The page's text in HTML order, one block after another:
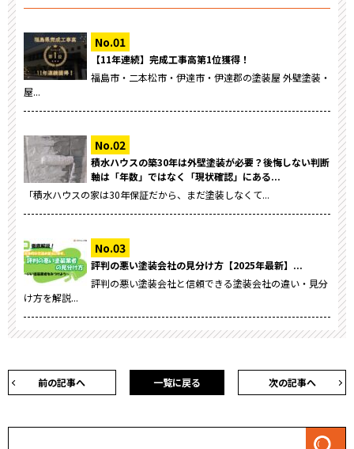
【11年連続】完成工事高第1位獲得！
福島市・二本松市・伊達市・伊達郡の塗装屋 外壁塗装・
屋...
積水ハウスの築30年は外壁塗装が必要？後悔しない判断
軸は「年数」ではなく「現状確認」にある...
「積水ハウスの家は30年保証だから、まだ塗装しなくて...
評判の悪い塗装会社の見分け方【2025年最新】...
評判の悪い塗装会社と信頼できる塗装会社の違い・見分
け方を解説...
前の記事へ 次の記事へ
一覧に戻る